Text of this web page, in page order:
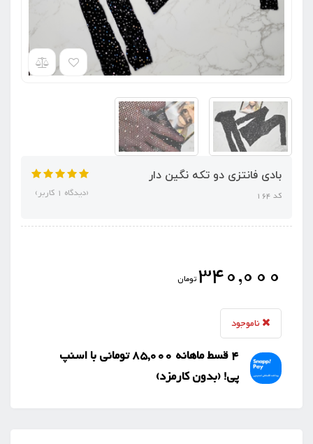
بادی فانتزی دو تکه نگین دار
کد 164 (دیدگاه 1 کاربر)
340,000تومان
ناموجود
4 قسط ماهانه 85,000 تومانی با اسنپ
‌پی! (بدون کارمزد)